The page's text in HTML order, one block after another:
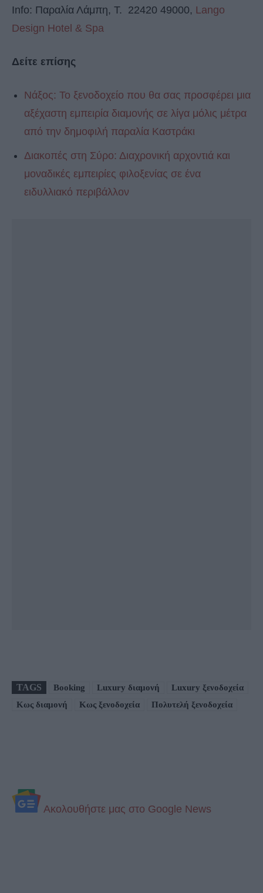
Info: Παραλία Λάμπη, Τ. 22420 49000, Lango
Design Hotel & Spa
Δείτε επίσης
Νάξος: Το ξενοδοχείο που θα σας προσφέρει μια
αξέχαστη εμπειρία διαμονής σε λίγα μόλις μέτρα
από την δημοφιλή παραλία Καστράκι
Διακοπές στη Σύρο: Διαχρονική αρχοντιά και
μοναδικές εμπειρίες φιλοξενίας σε ένα
ειδυλλιακό περιβάλλον
TAGS Booking Luxury διαμονή
Luxury ξενοδοχεία
Κως διαμονή
Κως ξενοδοχεία Πολυτελή ξενοδοχεία
Aκολουθήστε μας στo Google News